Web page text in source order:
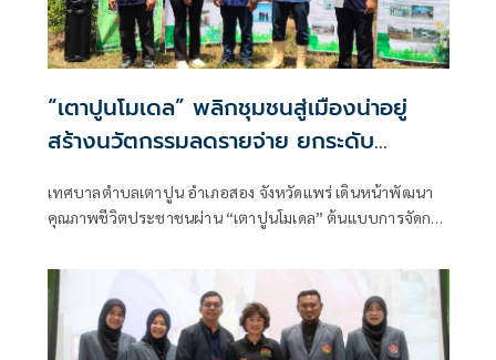
“เตาปูนโมเดล” พลิกชุมชนสู่เมืองน่าอยู่
สร้างนวัตกรรมลดรายจ่าย ยกระดับ
เทศบาลตำบลเตาปูน อำเภอสอง จังหวัดแพร่ เดินหน้าพัฒนา
คุณภาพชีวิตประชาชนผ่าน “เตาปูนโมเดล” ต้นแบบการจัดการ